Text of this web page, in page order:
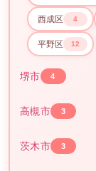
西成区 4
平野区 12
堺市 4
高槻市 3
茨木市 3